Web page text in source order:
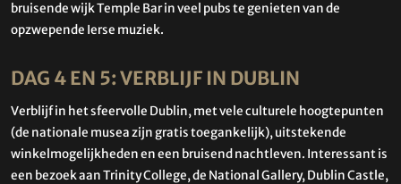
bruisende wijk Temple Bar in veel pubs te genieten van de
opzwepende Ierse muziek.
DAG 4 EN 5: VERBLIJF IN DUBLIN
Verblijf in het sfeervolle Dublin, met vele culturele hoogtepunten
(de nationale musea zijn gratis toegankelijk), uitstekende
winkelmogelijkheden en een bruisend nachtleven. Interessant is
een bezoek aan Trinity College, de National Gallery, Dublin Castle,